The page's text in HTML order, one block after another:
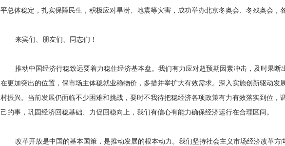
平总体稳定，扎实保障民生，积极应对旱涝、地震等灾害，成功举办北京冬奥会、冬残奥会，
来宾们、朋友们、同志们！
推动中国经济行稳致远要着力稳住经济基本盘。我们有力应对超预期因素冲击，及时果断
在更加突出的位置，保市场主体稳就业稳物价，多措并举扩大有效需求。深入实施创新驱动发
村振兴。当前发展仍面临不少困难和挑战，要时不我待把稳经济各项政策有力有效落实到位，
己的事，巩固经济回稳基础、力促回稳向上，我们有信心有能力确保经济运行在合理区间。
改革开放是中国的基本国策，是推动发展的根本动力。我们坚持社会主义市场经济改革方